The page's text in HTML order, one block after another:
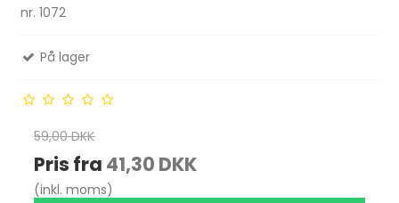
nr. 1072
På lager
59,00 DKK
Pris fra 41,30 DKK
(inkl. moms)